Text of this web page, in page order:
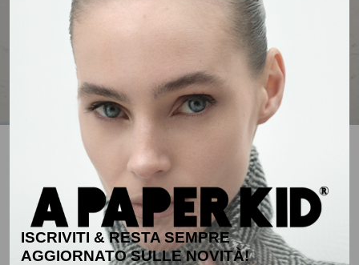
ACQUISTA SALDI DONNA
TUTTO IL GIORNO, OGNI
GIORNO
SALDI50% SALDI 50%
ISCRIVITI & RESTA SEMPRE
AGGIORNATO SULLE NOVITÀ!